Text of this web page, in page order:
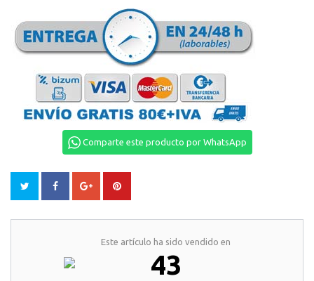
Comparte este producto por WhatsApp
Este artículo ha sido vendido en
43